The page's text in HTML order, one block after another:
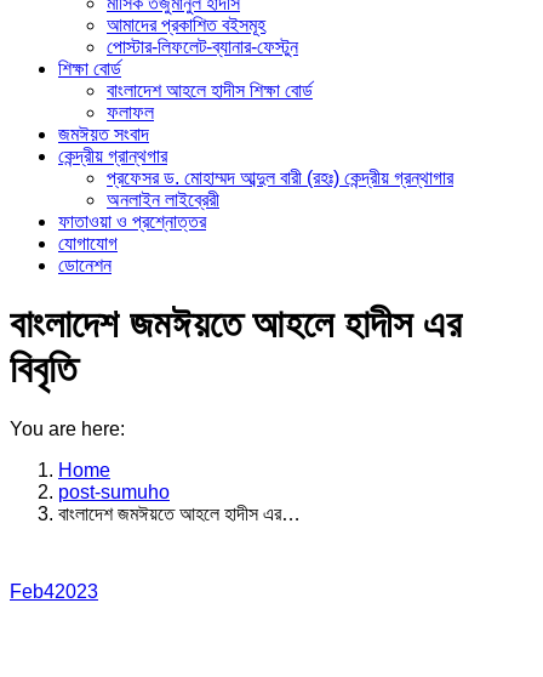
আমাদের প্রকাশিত বইসমূহ
পোস্টার-লিফলেট-ব্যানার-ফেস্টুন
শিক্ষা বোর্ড
বাংলাদেশ আহলে হাদীস শিক্ষা বোর্ড
ফলাফল
জমঈয়ত সংবাদ
কেন্দ্রীয় গ্রান্থগার
প্রফেসর ড. মোহাম্মদ আব্দুল বারী (রহঃ) কেন্দ্রীয় গ্রন্থাগার
অনলাইন লাইব্রেরী
ফাতাওয়া ও প্রশ্নোত্তর
যোগাযোগ
ডোনেশন
বাংলাদেশ জমঈয়তে আহলে হাদীস এর
বিবৃতি
You are here:
Home
post-sumuho
বাংলাদেশ জমঈয়তে আহলে হাদীস এর…
Feb42023